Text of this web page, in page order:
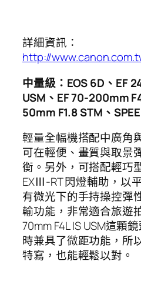
詳細資訊：
http://
中量級：EOS 6D、EF
USM、EF 70-200mm
50mm F1.8 STM、
輕量全幅機搭配中廣角
可在輕便、畫質與取景
衡。另外，可搭配輕巧
EXⅢ-RT 閃燈輔助，以
有微光下的手持操控彈
輸功能，非常適合旅遊
70mm F4L IS USM這顆
時兼具了微距功能，所
特寫，也能輕鬆以對。